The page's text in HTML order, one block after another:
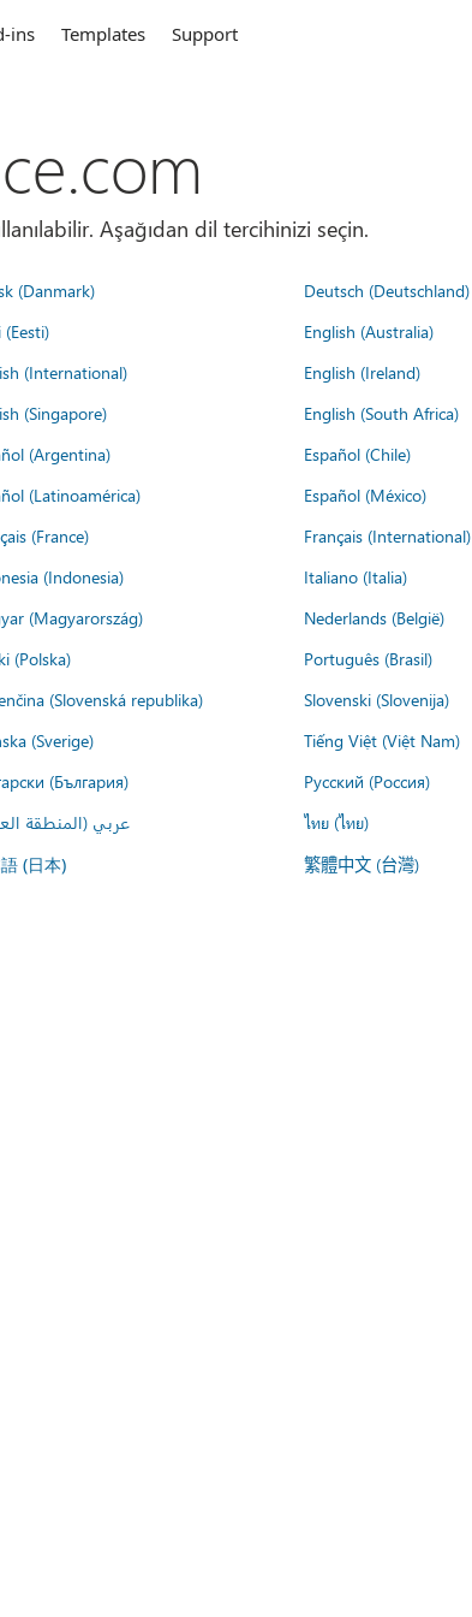
ins Templates Support
Aşağıdan dil tercihinizi seçin.
(Danmark) Deutsch (Deutschland)
(Eesti) English (Australia)
(International) English (Ireland)
(Singapore) English (South Africa)
(Argentina) Español (Chile)
(Latinoamérica) Español (México)
(France) Français (International)
(Indonesia) Italiano (Italia)
(Magyarország) Nederlands (België)
(Polska) Português (Brasil)
(Slovenská republika) Slovenski (Slovenija)
(Sverige) Tiếng Việt (Việt Nam)
(България) Русский (Россия)
عربي (المنطقة ไทย (ไทย)
(日本) 繁體中文 (台灣)